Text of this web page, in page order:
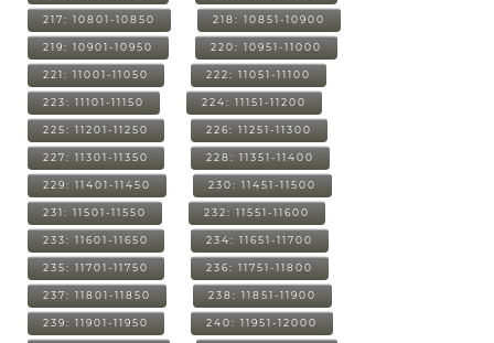
217: 10801-10850 218: 10851-10900
219: 10901-10950 220: 10951-11000
221: 11001-11050 222: 11051-11100
223: 11101-11150 224: 11151-11200
225: 11201-11250 226: 11251-11300
227: 11301-11350 228: 11351-11400
229: 11401-11450 230: 11451-11500
231: 11501-11550 232: 11551-11600
233: 11601-11650 234: 11651-11700
235: 11701-11750 236: 11751-11800
237: 11801-11850 238: 11851-11900
239: 11901-11950 240: 11951-12000